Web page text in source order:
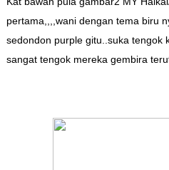
pertama,,,,wani dengan tema biru
sedondon purple gitu..suka tengok
sangat tengok mereka gembira